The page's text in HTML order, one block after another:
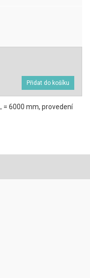
= 6000 mm, provedení